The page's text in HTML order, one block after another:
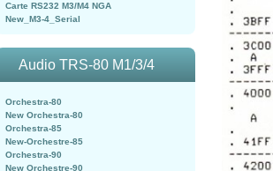
Carte RS232 M3/M4 NGA
New_M3-4_Serial
Audio TRS-80 M1/3/4
Orchestra-80
New Orchestra-80
Orchestra-85
New-Orchestre-85
Orchestra-90
New Orchestre-90